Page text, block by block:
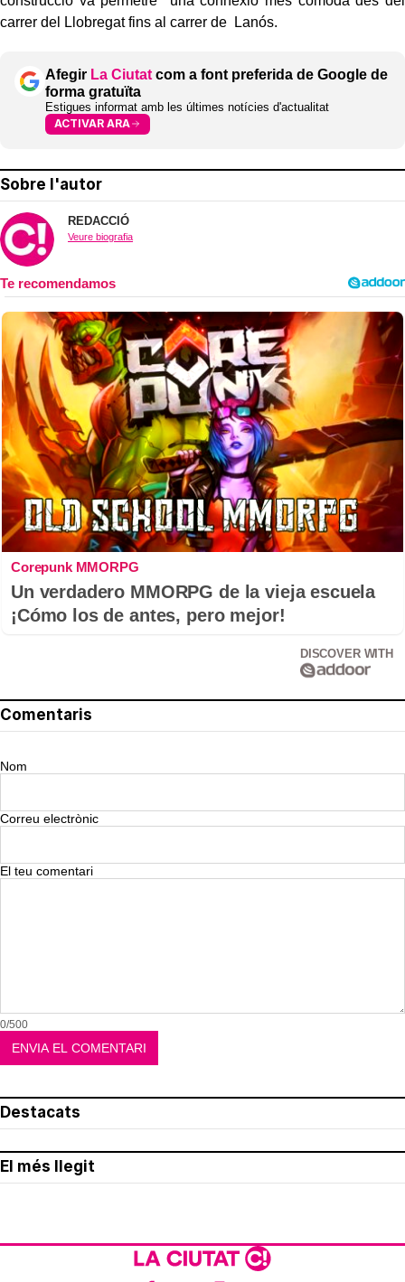
carrer del Llobregat fins al carrer de Lanós.
Afegir La Ciutat com a font preferida de Google de
forma gratuïta
Estigues informat amb les últimes notícies d'actualitat
ACTIVAR ARA
Sobre l'autor
REDACCIÓ
Veure biografia
Corepunk MMORPG
Un verdadero MMORPG de la vieja escuela
¡Cómo los de antes, pero mejor!
DISCOVER WITH
Comentaris
Nom
Correu electrònic
El teu comentari
0/500
Destacats
El més llegit